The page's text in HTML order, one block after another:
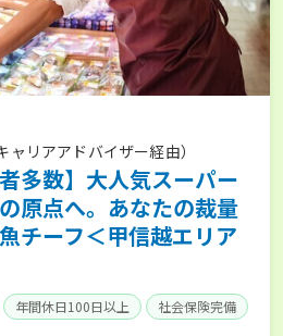
リアアドバイザー経由）
多数】大人気スーパー
原点へ。あなたの裁量
チーフ＜甲信越エリア
年間休日100日以上 社会保険完備